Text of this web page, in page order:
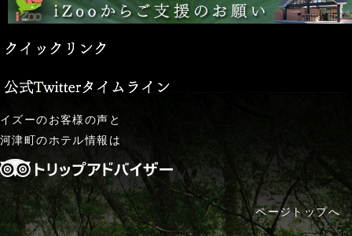
イズーのお客様の声と
河津町のホテル情報は
ページトップへ